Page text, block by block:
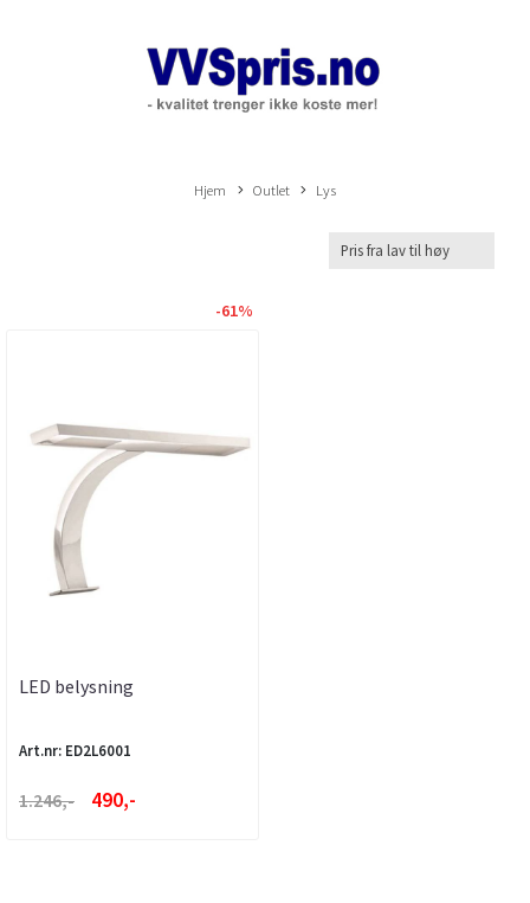
Hjem Outlet Lys
-61%
LED belysning
Art.nr: ED2L6001
1.246,- 490,-